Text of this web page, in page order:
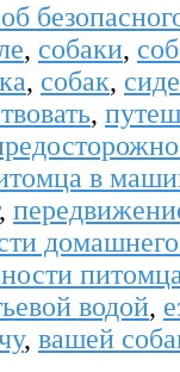
, собаки,
, собак,
,
в
,
водой,
, вашей